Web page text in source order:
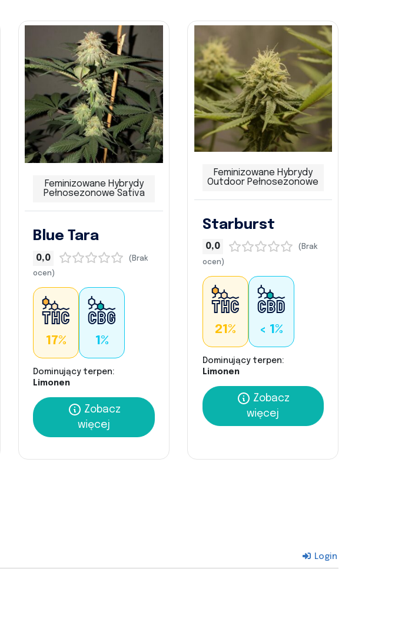
Feminizowane Hybrydy
Pełnosezonowe Sativa
Blue Tara
0,0
(Brak
ocen)
17% 1%
Dominujący terpen:
Limonen
Zobacz
więcej
Feminizowane Hybrydy
Outdoor Pełnosezonowe
Starburst
0,0
(Brak
ocen)
21% < 1%
Dominujący terpen:
Limonen
Zobacz
więcej
Login